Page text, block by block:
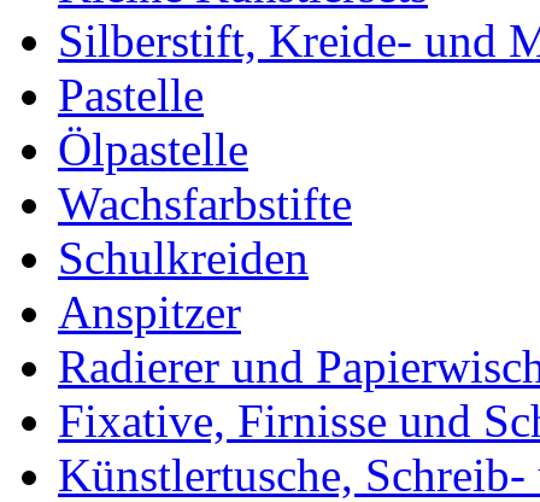
Silberstift, Kreide- und
Pastelle
Ölpastelle
Wachsfarbstifte
Schulkreiden
Anspitzer
Radierer und
Fixative, Firnisse und
Künstlertusche,